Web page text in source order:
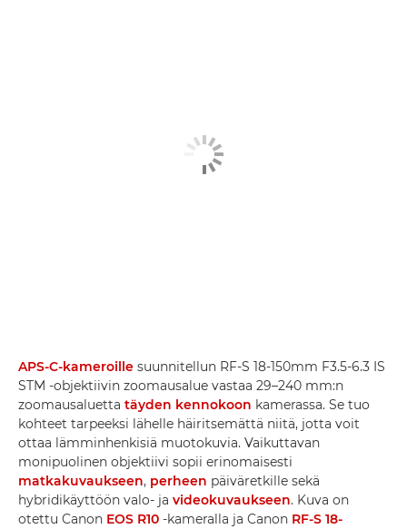
APS-C-kameroille suunnitellun RF-S 18-150mm F3.5-6.3 IS
STM -objektiivin zoomausalue vastaa 29–240 mm:n
zoomausaluetta täyden kennokoon kamerassa. Se tuo
kohteet tarpeeksi lähelle häiritsemättä niitä, jotta voit
ottaa lämminhenkisiä muotokuvia. Vaikuttavan
monipuolinen objektiivi sopii erinomaisesti
matkakuvaukseen, perheen päiväretkille sekä
hybridikäyttöön valo- ja videokuvaukseen. Kuva on
otettu Canon EOS R10 -kameralla ja Canon RF-S 18-